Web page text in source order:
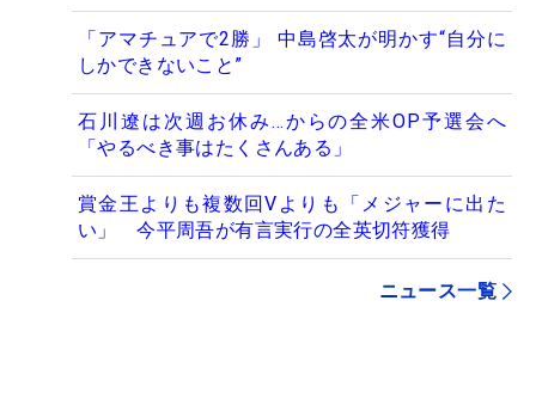
「アマチュアで2勝」 中島啓太が明かす“自分に
しかできないこと”
石川遼は次週お休み…からの全米OP予選会へ
「やるべき事はたくさんある」
賞金王よりも複数回Vよりも「メジャーに出た
い」 今平周吾が有言実行の全英切符獲得
ニュース一覧